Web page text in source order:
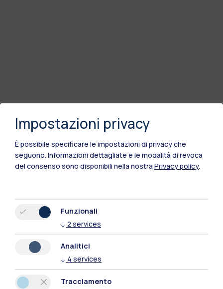
Impostazioni privacy
È possibile specificare le impostazioni di privacy che
seguono. Informazioni dettagliate e le modalità di revoca
del consenso sono disponibili nella nostra Privacy policy.
Funzionali
↓ 2 services
Analitici
↓ 4 services
Tracciamento